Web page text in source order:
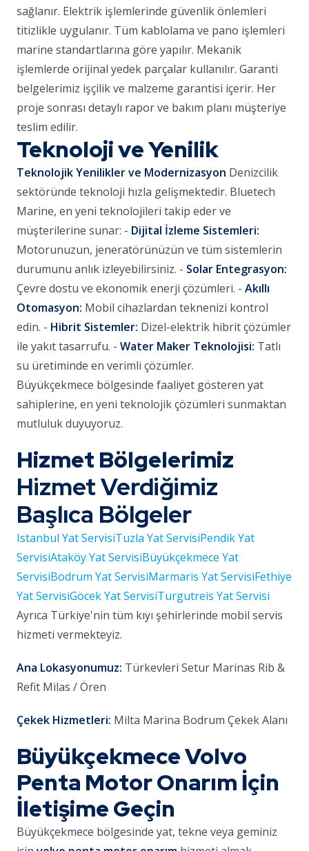
sağlanır. Elektrik işlemlerinde güvenlik önlemleri
titizlikle uygulanır. Tüm kablolama ve pano işlemleri
marine standartlarına göre yapılır. Mekanik
işlemlerde orijinal yedek parçalar kullanılır. Garanti
belgelerimiz işçilik ve malzeme garantisi içerir. Her
proje sonrası detaylı rapor ve bakım planı müşteriye
teslim edilir.
Teknoloji ve Yenilik
Teknolojik Yenilikler ve Modernizasyon Denizcilik
sektöründe teknoloji hızla gelişmektedir. Bluetech
Marine, en yeni teknolojileri takip eder ve
müşterilerine sunar: - Dijital İzleme Sistemleri:
Motorunuzun, jeneratörünüzün ve tüm sistemlerin
durumunu anlık izleyebilirsiniz. - Solar Entegrasyon:
Çevre dostu ve ekonomik enerji çözümleri. - Akıllı
Otomasyon: Mobil cihazlardan teknenizi kontrol
edin. - Hibrit Sistemler: Dizel-elektrik hibrit çözümler
ile yakıt tasarrufu. - Water Maker Teknolojisi: Tatlı
su üretiminde en verimli çözümler.
Büyükçekmece bölgesinde faaliyet gösteren yat
sahiplerine, en yeni teknolojik çözümleri sunmaktan
mutluluk duyuyoruz.
Hizmet Bölgelerimiz
Hizmet Verdiğimiz
Başlıca Bölgeler
Istanbul Yat ServisiTuzla Yat ServisiPendik Yat
ServisiAtaköy Yat ServisiBüyükçekmece Yat
ServisiBodrum Yat ServisiMarmaris Yat ServisiFethiye
Yat ServisiGöcek Yat ServisiTurgutreis Yat Servisi
Ayrıca Türkiye'nin tüm kıyı şehirlerinde mobil servis
hizmeti vermekteyiz.
Ana Lokasyonumuz: Türkevleri Setur Marinas Rib &
Refit Milas / Ören
Çekek Hizmetleri: Milta Marina Bodrum Çekek Alanı
Büyükçekmece Volvo
Penta Motor Onarım İçin
İletişime Geçin
Büyükçekmece bölgesinde yat, tekne veya geminiz